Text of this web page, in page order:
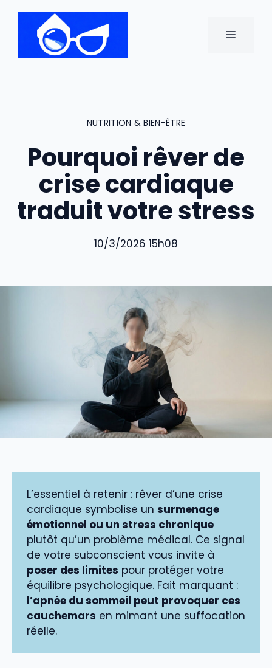
contenu
MENU
NUTRITION & BIEN-ÊTRE
Pourquoi rêver de
crise cardiaque
traduit votre stress
10/3/2026 15h08
L’essentiel à retenir : rêver d’une crise
cardiaque symbolise un surmenage
émotionnel ou un stress chronique
plutôt qu’un problème médical. Ce signal
de votre subconscient vous invite à
poser des limites pour protéger votre
équilibre psychologique. Fait marquant :
l’apnée du sommeil peut provoquer ces
cauchemars en mimant une suffocation
réelle.